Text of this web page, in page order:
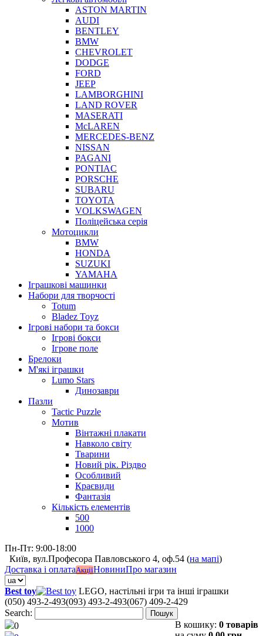
ASTON MARTIN
AUDI
BENTLEY
BMW
CHEVROLET
DODGE
FORD
JEEP
LAMBORGHINI
LAND ROVER
MASERATI
McLAREN
MERCEDES-BENZ
NISSAN
PAGANI
PONTIAC
PORSCHE
SUBARU
TOYOTA
VOLKSWAGEN
Поліцейська серія
Мотоцикли
BMW
HONDA
SUZUKI
YAMAHA
Іграшкові машинки
Набори для творчості
Totum
Bladez Toyz
Ігрові набори та бокси
Ігрові бокси
Ігрове поле
Брелоки
М'які іграшки
Lumo Stars
Динозаври
Пазли
Tactic Puzzle
Мотив
Вінтажні плакати
Навколо світу
Тварини
Новий рік. Різдво
Особливий
Краєвиди
Фантазія
Кількість елементів
500
1000
Пн-Пт: 9:00-18:00
Київ, вул.Професора Павловського 4, оф.54 (на мапі)
Доставка і оплатаАкціїНовиниПро магазин
Best toy
LEGO, настільні ігри та інші іграшки
(050) 493-2-493(093) 493-2-493(067) 409-2-429
Search:
Пошук
0 В кошику: 0 товарів